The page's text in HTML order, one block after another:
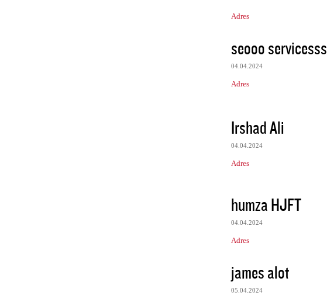
Adres
seooo servicesss
04.04.2024
Adres
Irshad Ali
04.04.2024
Adres
humza HJFT
04.04.2024
Adres
james alot
05.04.2024